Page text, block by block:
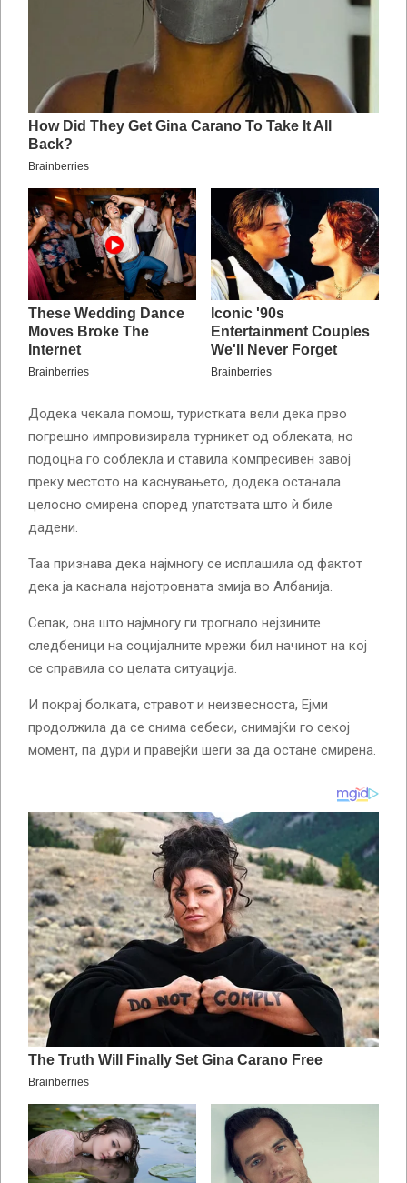
Додека чекала помош, туристката вели дека прво
погрешно импровизирала турникет од облеката, но
подоцна го соблекла и ставила компресивен завој
преку местото на каснувањето, додека останала
целосно смирена според упатствата што ѝ биле
дадени.
Таа признава дека најмногу се исплашила од фактот
дека ја каснала најотровната змија во Албанија.
Сепак, она што најмногу ги трогнало нејзините
следбеници на социјалните мрежи бил начинот на кој
се справила со целата ситуација.
И покрај болката, стравот и неизвесноста, Ејми
продолжила да се снима себеси, снимајќи го секој
момент, па дури и правејќи шеги за да остане смирена.